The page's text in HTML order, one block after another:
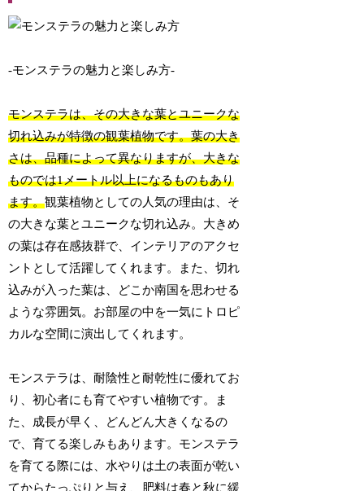
-モンステラの魅力と楽しみ方-
モンステラは、その大きな葉とユニークな
切れ込みが特徴の観葉植物です。葉の大き
さは、品種によって異なりますが、大きな
ものでは1メートル以上になるものもあり
ます。観葉植物としての人気の理由は、そ
の大きな葉とユニークな切れ込み。大きめ
の葉は存在感抜群で、インテリアのアクセ
ントとして活躍してくれます。また、切れ
込みが入った葉は、どこか南国を思わせる
ような雰囲気。お部屋の中を一気にトロピ
カルな空間に演出してくれます。
モンステラは、耐陰性と耐乾性に優れてお
り、初心者にも育てやすい植物です。ま
た、成長が早く、どんどん大きくなるの
で、育てる楽しみもあります。モンステラ
を育てる際には、水やりは土の表面が乾い
てからたっぷりと与え、肥料は春と秋に緩